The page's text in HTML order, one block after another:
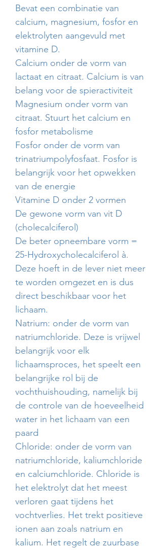
Bevat een combinatie van
calcium, magnesium, fosfor en
elektrolyten aangevuld met
vitamine D.
Calcium onder de vorm van
lactaat en citraat. Calcium is van
belang voor de spieractiviteit
Magnesium onder vorm van
citraat. Stuurt het calcium en
fosfor metabolisme
Fosfor onder de vorm van
trinatriumpolyfosfaat. Fosfor is
belangrijk voor het opwekken
van de energie
Vitamine D onder 2 vormen
De gewone vorm van vit D
(cholecalciferol)
De beter opneembare vorm =
25-Hydroxycholecalciferol à.
Deze hoeft in de lever niet meer
te worden omgezet en is dus
direct beschikbaar voor het
lichaam.
Natrium: onder de vorm van
natriumchloride. Deze is vrijwel
belangrijk voor elk
lichaamsproces, het speelt een
belangrijke rol bij de
vochthuishouding, namelijk bij
de controle van de hoeveelheid
water in het lichaam van een
paard
Chloride: onder de vorm van
natriumchloride, kaliumchloride
en calciumchloride. Chloride is
het elektrolyt dat het meest
verloren gaat tijdens het
vochtverlies. Het trekt positieve
ionen aan zoals natrium en
kalium. Het regelt de zuurbase